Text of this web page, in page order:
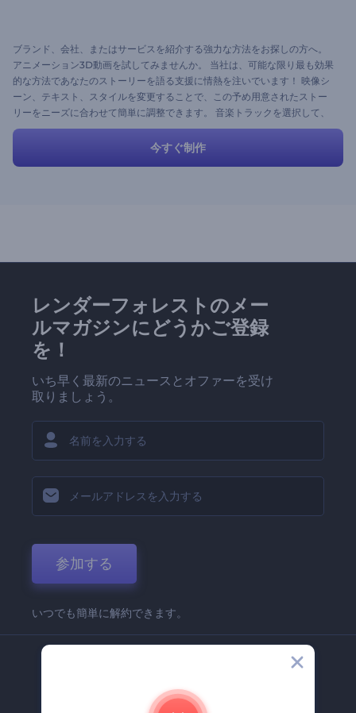
ブランド、会社、またはサービスを紹介する強力な方法をお探しの方へ。
アニメーション3D動画を試してみませんか。 当社は、可能な限り最も効果
的な方法であなたのストーリーを語る支援に情熱を注いでいます！ 映像シ
ーン、テキスト、スタイルを変更することで、この予め用意されたストー
リーをニーズに合わせて簡単に調整できます。 音楽トラックを選択して、
数分で動画を作成しましょう。 吹き替えを追加することもできます。 お気
今すぐ制作
レンダーフォレストのメー
ルマガジンにどうかご登録
を！
いち早く最新のニュースとオファーを受け
取りましょう。
参加する
いつでも簡単に解約できます。
Renderforest 企業情報